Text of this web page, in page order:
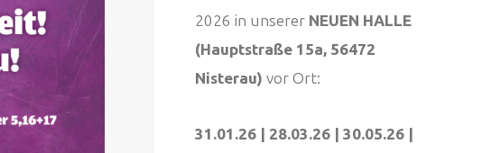
2026 in unserer NEUEN HALLE
(Hauptstraße 15a, 56472
Nisterau) vor Ort:
31.01.26 | 28.03.26 | 30.05.26 |